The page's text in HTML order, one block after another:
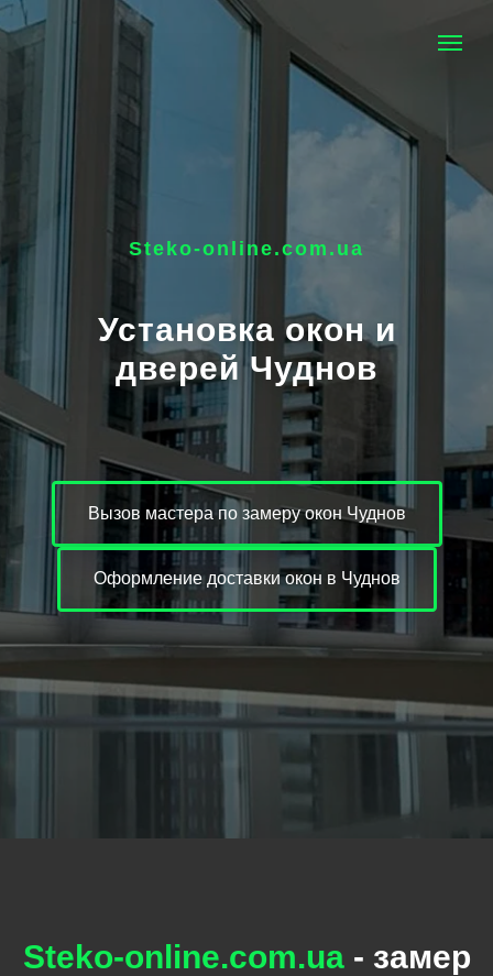
Steko-online.com.ua
Установка окон и
дверей Чуднов
Вызов мастера по замеру окон Чуднов
Оформление доставки окон в Чуднов
Steko-online.com.ua- замер